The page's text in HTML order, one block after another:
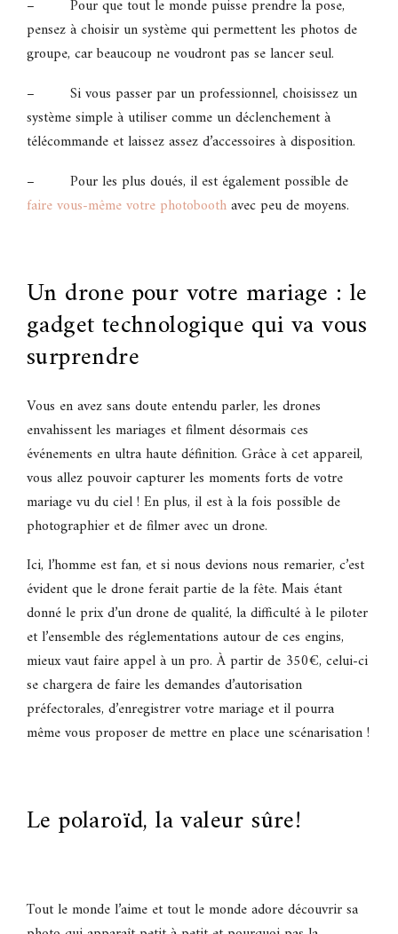
– Pour que tout le monde puisse prendre la pose,
pensez à choisir un système qui permettent les photos de
groupe, car beaucoup ne voudront pas se lancer seul.
– Si vous passer par un professionnel, choisissez un
système simple à utiliser comme un déclenchement à
télécommande et laissez assez d’accessoires à disposition.
– Pour les plus doués, il est également possible de
faire vous-même votre photoboothavec peu de moyens.
Un drone pour votre mariage : le
gadget technologique qui va vous
surprendre
Vous en avez sans doute entendu parler, les drones
envahissent les mariages et filment désormais ces
événements en ultra haute définition. Grâce à cet appareil,
vous allez pouvoir capturer les moments forts de votre
mariage vu du ciel ! En plus, il est à la fois possible de
photographier et de filmer avec un drone.
Ici, l’homme est fan, et si nous devions nous remarier, c’est
évident que le drone ferait partie de la fête. Mais étant
donné le prix d’un drone de qualité, la difficulté à le piloter
et l’ensemble des réglementations autour de ces engins,
mieux vaut faire appel à un pro. À partir de 350€, celui-ci
se chargera de faire les demandes d’autorisation
préfectorales, d’enregistrer votre mariage et il pourra
même vous proposer de mettre en place une scénarisation !
Le polaroïd, la valeur sûre!
Tout le monde l’aime et tout le monde adore découvrir sa